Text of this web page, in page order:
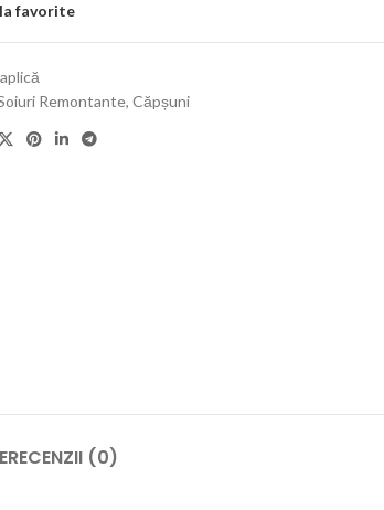
favorite
Remontante, Căpșuni
RECENZII (0)